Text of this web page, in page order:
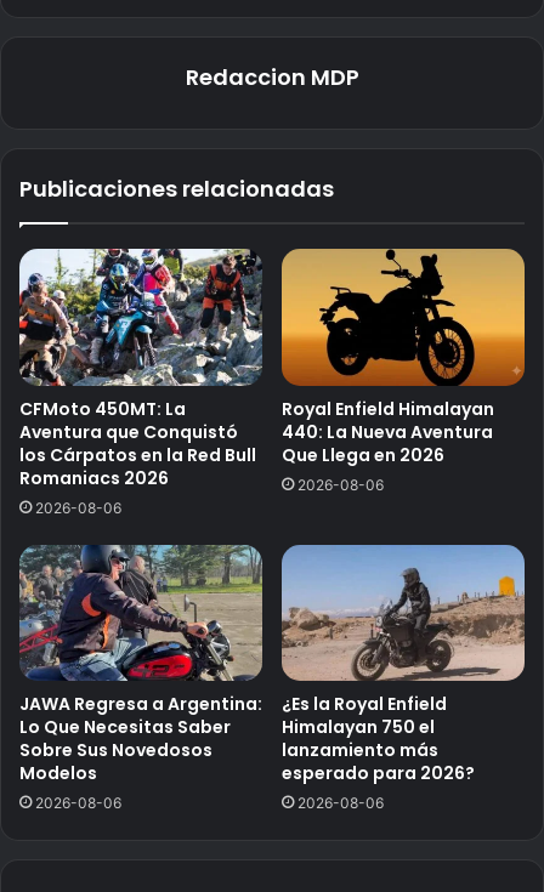
Redaccion MDP
Publicaciones relacionadas
CFMoto 450MT: La
Aventura que Conquistó
los Cárpatos en la Red Bull
Romaniacs 2026
2026-08-06
Royal Enfield Himalayan
440: La Nueva Aventura
Que Llega en 2026
2026-08-06
JAWA Regresa a Argentina:
Lo Que Necesitas Saber
Sobre Sus Novedosos
Modelos
2026-08-06
¿Es la Royal Enfield
Himalayan 750 el
lanzamiento más
esperado para 2026?
2026-08-06